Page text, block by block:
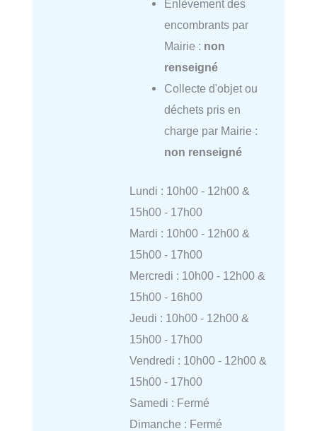
Enlèvement des
encombrants par
Mairie : non
renseigné
Collecte d'objet ou
déchets pris en
charge par Mairie :
non renseigné
Lundi : 10h00 - 12h00 &
15h00 - 17h00
Mardi : 10h00 - 12h00 &
15h00 - 17h00
Mercredi : 10h00 - 12h00 &
15h00 - 16h00
Jeudi : 10h00 - 12h00 &
15h00 - 17h00
Vendredi : 10h00 - 12h00 &
15h00 - 17h00
Samedi : Fermé
Dimanche : Fermé